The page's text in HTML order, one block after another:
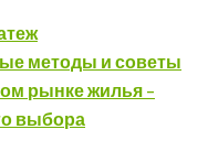
методы и советы
рынке жилья –
выбора